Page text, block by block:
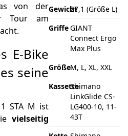
von der
Tour am
E‑Bike
seine
STA M ist
vielseitig
Gewicht27,1 (Größe L)
GriffeGIANT
Connect Ergo
Max Plus
GrößeM, L, XL, XXL
KassetteShimano
LinkGlide CS-
LG400-10, 11-
43T